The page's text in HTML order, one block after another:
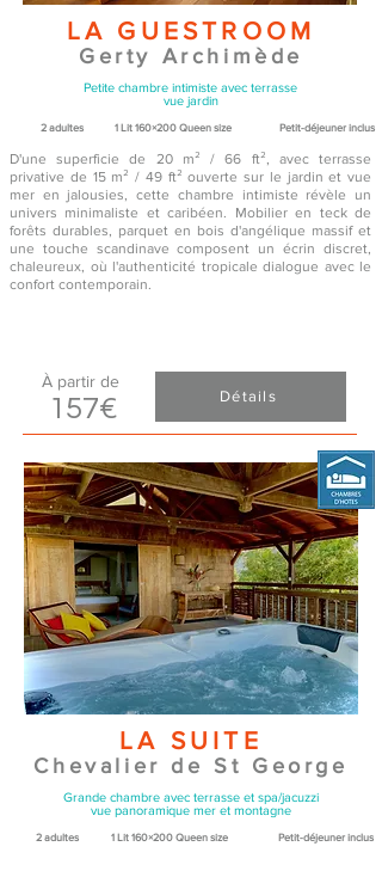
LA GUESTROOM
Gerty Archimède
Petite chambre intimiste avec terrasse
vue jardin
2 adultes​ 1 Lit 160×200 Queen size Petit-déjeuner inclus
D'une superficie de 20 m² / 66 ft², avec terrasse
privative de 15 m² / 49 ft² ouverte sur le jardin et vue
mer en jalousies, cette chambre intimiste révèle un
univers minimaliste et caribéen. Mobilier en teck de
forêts durables, parquet en bois d'angélique massif et
une touche scandinave composent un écrin discret,
chaleureux, où l'authenticité tropicale dialogue avec le
confort contemporain.
À partir de
157€ Détails
LA SUITE
Chevalier de St George
Grande chambre avec terrasse et spa/jacuzzi
vue panoramique mer et montagne
2 adultes​ 1 Lit 160×200 Queen size Petit-déjeuner inclus